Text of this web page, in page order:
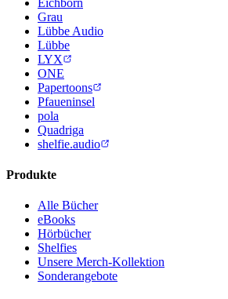
Grau
Lübbe Audio
Lübbe
LYX
ONE
Papertoons
Pfaueninsel
pola
Quadriga
shelfie.audio
Produkte
Alle Bücher
eBooks
Hörbücher
Shelfies
Unsere Merch-Kollektion
Sonderangebote